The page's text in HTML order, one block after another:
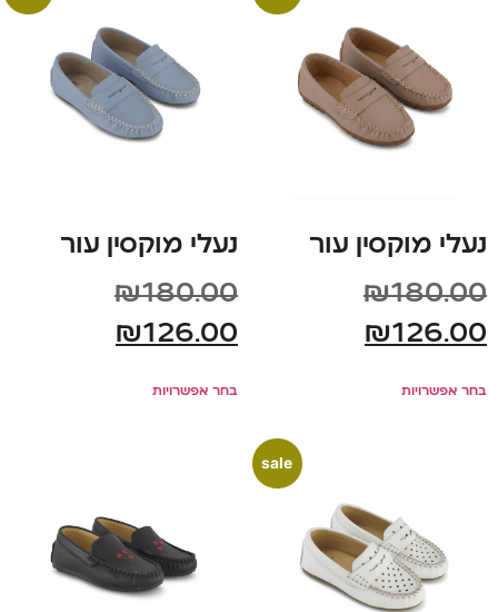
נעלי מוקסין עור
₪180.00
₪126.00
בחר אפשרויות
נעלי מוקסין עור
₪180.00
₪126.00
בחר אפשרויות
sale